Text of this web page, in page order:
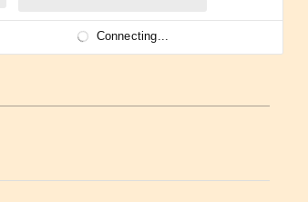
Connecting...